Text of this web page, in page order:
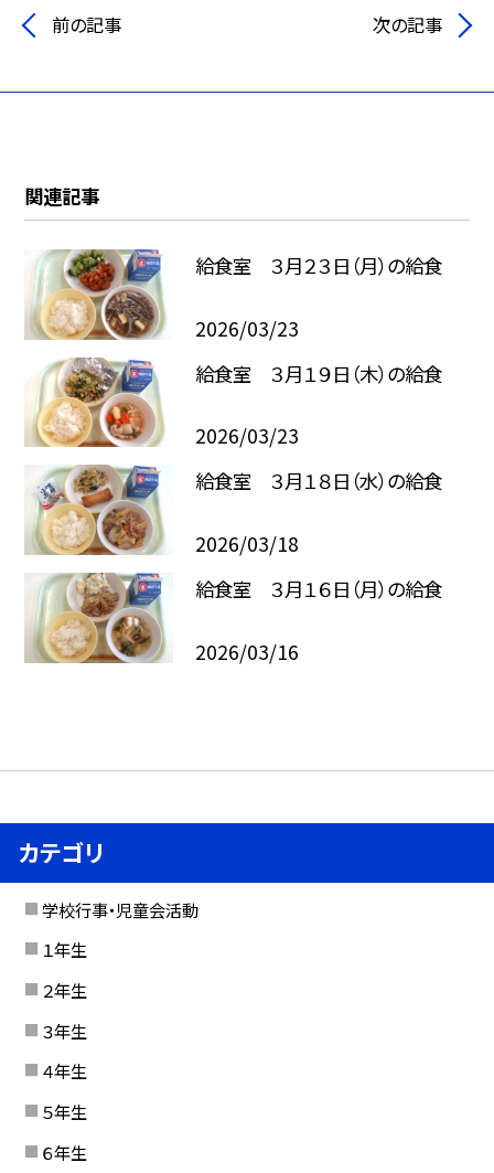
前の記事 次の記事
関連記事
給食室 ３月２３日（月）の給食
2026/03/23
給食室 ３月１９日（木）の給食
2026/03/23
給食室 ３月１８日（水）の給食
2026/03/18
給食室 ３月１６日（月）の給食
2026/03/16
カテゴリ
学校行事・児童会活動
１年生
２年生
３年生
４年生
５年生
６年生